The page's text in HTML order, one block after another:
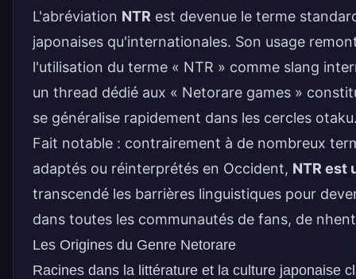
L'abréviation NTR est devenue le terme
japonaises qu'internationales. Son usage
l'utilisation du terme « NTR » comme slang
un thread dédié aux « Netorare games »
se généralise rapidement dans les cercles
Fait notable : contrairement à de nombreux
adaptés ou réinterprétés en Occident, NTR est
transcendé les barrières linguistiques pour
dans toutes les communautés de fans, de
Les Origines du Genre Netorare
Racines dans la littérature et la culture japonaise